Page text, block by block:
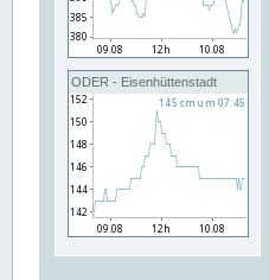
ODER - Eisenhüttenstadt